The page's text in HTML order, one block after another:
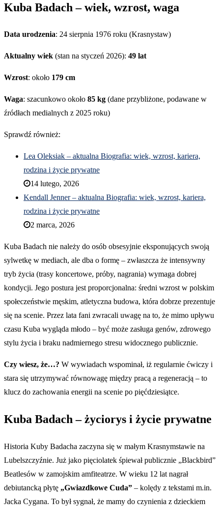
Kuba Badach – wiek, wzrost, waga
Data urodzenia: 24 sierpnia 1976 roku (Krasnystaw)
Aktualny wiek (stan na styczeń 2026): 49 lat
Wzrost: około 179 cm
Waga: szacunkowo około 85 kg (dane przybliżone, podawane w
źródłach medialnych z 2025 roku)
Sprawdź również:
Lea Oleksiak – aktualna Biografia: wiek, wzrost, kariera,
rodzina i życie prywatne
14 lutego, 2026
Kendall Jenner – aktualna Biografia: wiek, wzrost, kariera,
rodzina i życie prywatne
2 marca, 2026
Kuba Badach nie należy do osób obsesyjnie eksponujących swoją
sylwetkę w mediach, ale dba o formę – zwłaszcza że intensywny
tryb życia (trasy koncertowe, próby, nagrania) wymaga dobrej
kondycji. Jego postura jest proporcjonalna: średni wzrost w polskim
społeczeństwie męskim, atletyczna budowa, która dobrze prezentuje
się na scenie. Przez lata fani zwracali uwagę na to, że mimo upływu
czasu Kuba wygląda młodo – być może zasługa genów, zdrowego
stylu życia i braku nadmiernego stresu widocznego publicznie.
Czy wiesz, że…? W wywiadach wspominał, iż regularnie ćwiczy i
stara się utrzymywać równowagę między pracą a regeneracją – to
klucz do zachowania energii na scenie po pięćdziesiątce.
Kuba Badach – życiorys i życie prywatne
Historia Kuby Badacha zaczyna się w małym Krasnymstawie na
Lubelszczyźnie. Już jako pięciolatek śpiewał publicznie „Blackbird”
Beatlesów w zamojskim amfiteatrze. W wieku 12 lat nagrał
debiutancką płytę „Gwiazdkowe Cuda” – kolędy z tekstami m.in.
Jacka Cygana. To był sygnał, że mamy do czynienia z dzieckiem